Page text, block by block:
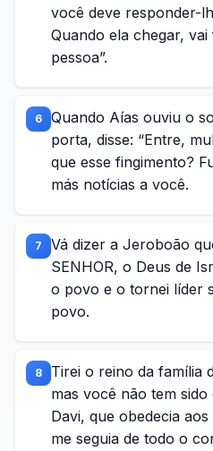
você deve responder-
Quando ela chegar,
pessoa”.
6
Quando Aías ouviu o
porta, disse: “Entre,
que esse fingimento?
más notícias a você.
7
Vá dizer a Jeroboão
SENHOR, o Deus de
o povo e o tornei líder
povo.
8
Tirei o reino da família
mas você não tem
Davi, que obedecia
me seguia de todo o